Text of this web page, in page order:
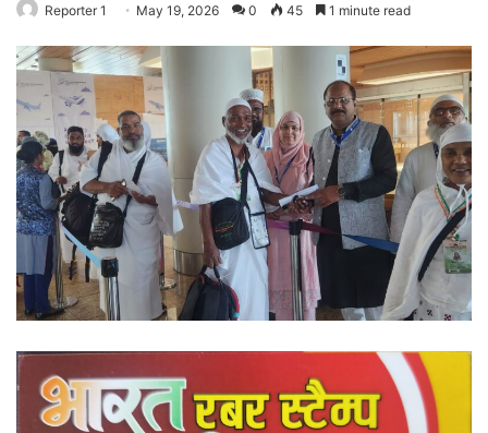
Reporter 1 May 19, 2026 0 45 1 minute read